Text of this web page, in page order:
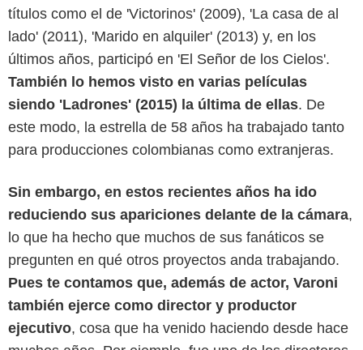
títulos como el de 'Victorinos' (2009), 'La casa de al
lado' (2011), 'Marido en alquiler' (2013) y, en los
últimos años, participó en 'El Señor de los Cielos'.
También lo hemos visto en varias películas
siendo 'Ladrones' (2015) la última de ellas. De
este modo, la estrella de 58 años ha trabajado tanto
para producciones colombianas como extranjeras.
Sin embargo, en estos recientes años ha ido
reduciendo sus apariciones delante de la cámara,
lo que ha hecho que muchos de sus fanáticos se
pregunten en qué otros proyectos anda trabajando.
Pues te contamos que, además de actor, Varoni
también ejerce como director y productor
ejecutivo, cosa que ha venido haciendo desde hace
Instagram @disneyplusla